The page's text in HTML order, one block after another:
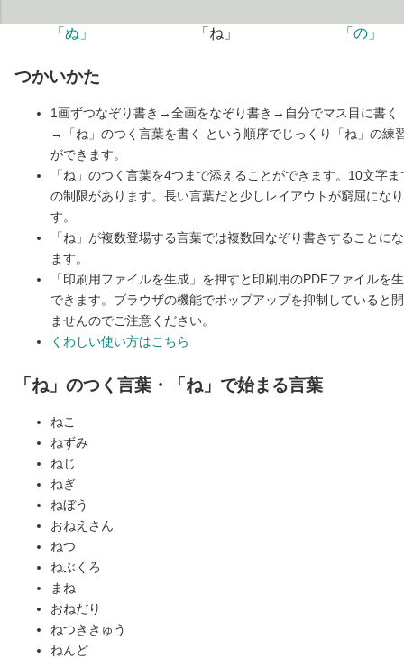
「ぬ」 「ね」 「の」
つかいかた
1画ずつなぞり書き→全画をなぞり書き→自分でマス目に書く
→「ね」のつく言葉を書く という順序でじっくり「ね」の練
ができます。
「ね」のつく言葉を4つまで添えることができます。10文字ま
の制限があります。長い言葉だと少しレイアウトが窮屈にな
す。
「ね」が複数登場する言葉では複数回なぞり書きすることに
ます。
「印刷用ファイルを生成」を押すと印刷用のPDFファイルを
できます。ブラウザの機能でポップアップを抑制していると
ませんのでご注意ください。
くわしい使い方はこちら
「ね」のつく言葉・「ね」で始まる言葉
ねこ
ねずみ
ねじ
ねぎ
ねぼう
おねえさん
ねつ
ねぶくろ
まね
おねだり
ねつききゅう
ねんど